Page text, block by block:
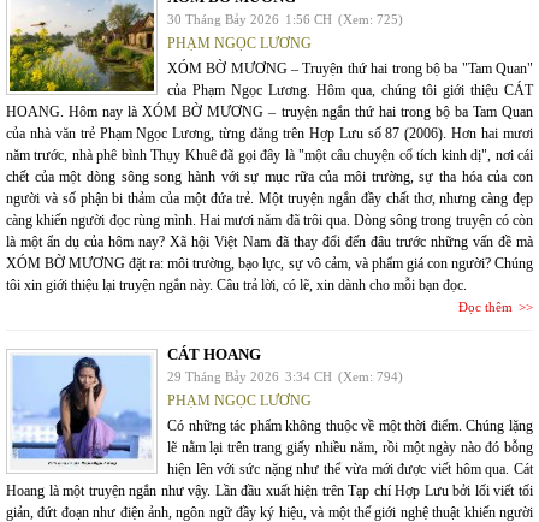
30 Tháng Bảy 2026 1:56 CH (Xem: 725)
PHẠM NGỌC LƯƠNG
XÓM BỜ MƯƠNG – Truyện thứ hai trong bộ ba "Tam Quan"
của Phạm Ngọc Lương. Hôm qua, chúng tôi giới thiệu CÁT
HOANG. Hôm nay là XÓM BỜ MƯƠNG – truyện ngắn thứ hai trong bộ ba Tam Quan
của nhà văn trẻ Phạm Ngọc Lương, từng đăng trên Hợp Lưu số 87 (2006). Hơn hai mươi
năm trước, nhà phê bình Thụy Khuê đã gọi đây là "một câu chuyện cổ tích kinh dị", nơi cái
chết của một dòng sông song hành với sự mục rữa của môi trường, sự tha hóa của con
người và số phận bi thảm của một đứa trẻ. Một truyện ngắn đầy chất thơ, nhưng càng đẹp
càng khiến người đọc rùng mình. Hai mươi năm đã trôi qua. Dòng sông trong truyện có còn
là một ẩn dụ của hôm nay? Xã hội Việt Nam đã thay đổi đến đâu trước những vấn đề mà
XÓM BỜ MƯƠNG đặt ra: môi trường, bạo lực, sự vô cảm, và phẩm giá con người? Chúng
tôi xin giới thiệu lại truyện ngắn này. Câu trả lời, có lẽ, xin dành cho mỗi bạn đọc.
Đọc thêm
CÁT HOANG
29 Tháng Bảy 2026 3:34 CH (Xem: 794)
PHẠM NGỌC LƯƠNG
Có những tác phẩm không thuộc về một thời điểm. Chúng lặng
lẽ nằm lại trên trang giấy nhiều năm, rồi một ngày nào đó bỗng
hiện lên với sức nặng như thể vừa mới được viết hôm qua. Cát
Hoang là một truyện ngắn như vậy. Lần đầu xuất hiện trên Tạp chí Hợp Lưu bởi lối viết tối
giản, đứt đoạn như điện ảnh, ngôn ngữ đầy ký hiệu, và một thế giới nghệ thuật khiến người